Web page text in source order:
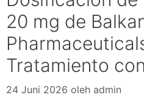
20 mg de
Tratamiento
24 Juni 2026 oleh admin